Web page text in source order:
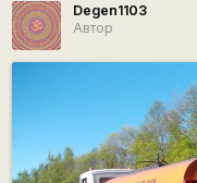
Degen1103
Автор